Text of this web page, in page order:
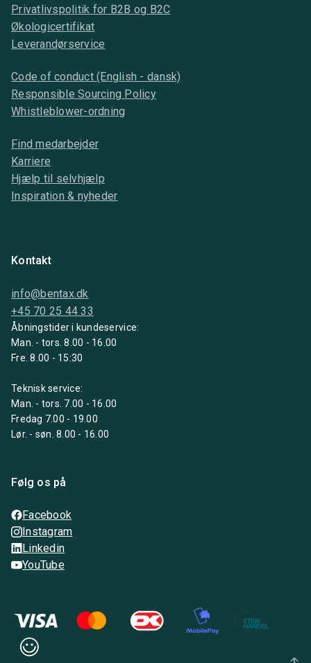
Privatlivspolitik for B2B og B2C
Økologicertifikat
Leverandørservice
Code of conduct (English - dansk)
Responsible Sourcing Policy
Whistleblower-ordning
Find medarbejder
Karriere
Hjælp til selvhjælp
Inspiration & nyheder
Kontakt
info@bentax.dk
+45 70 25 44 33
Åbningstider i kundeservice:
Man. - tors. 8.00 - 16.00
Fre. 8.00 - 15:30
Teknisk service:
Man. - tors. 7.00 - 16.00
Fredag 7.00 - 19.00
Lør. - søn. 8.00 - 16.00
Følg os på
Facebook
Instagram
Linkedin
YouTube